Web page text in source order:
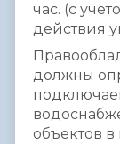
час. (с
действия
должны
объектов в